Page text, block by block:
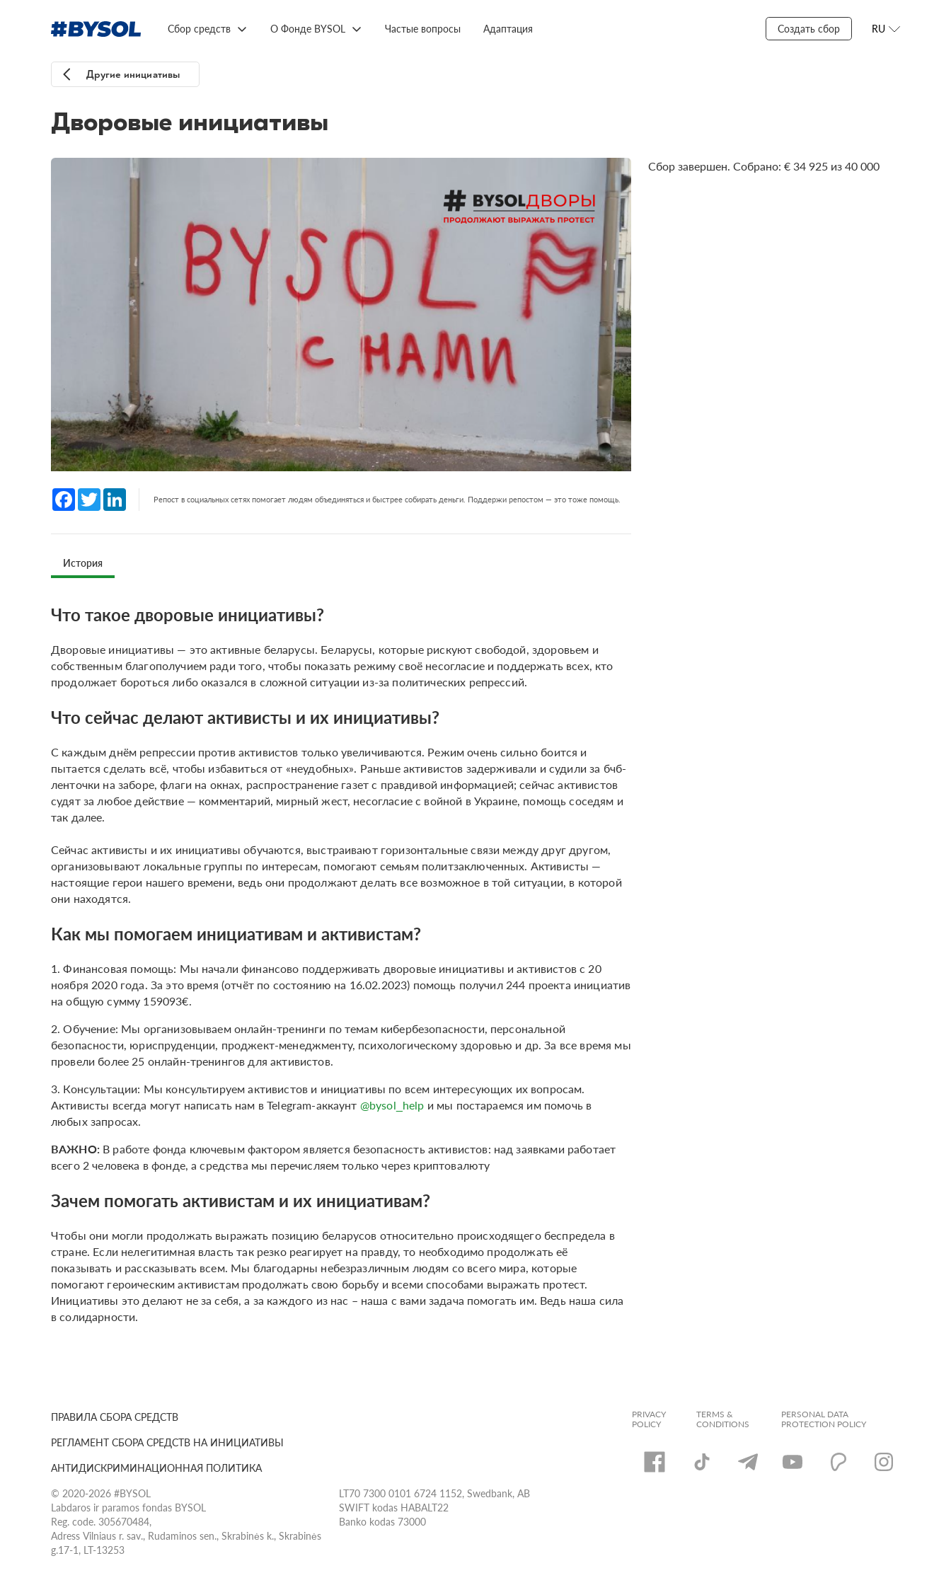
Сбор средств О Фонде BYSOL Частые вопросы Адаптация Создать сбор RU
Другие инициативы
Дворовые инициативы
Facebook
Twitter LinkedInРепост в социальных сетях помогает людям объединяться и быстрее собирать деньги. Поддержи репостом — это тоже помощь.
История
Что такое дворовые инициативы?
Дворовые инициативы — это активные беларусы. Беларусы, которые рискуют свободой, здоровьем и
собственным благополучием ради того, чтобы показать режиму своё несогласие и поддержать всех, кто
продолжает бороться либо оказался в сложной ситуации из-за политических репрессий.
Что сейчас делают активисты и их инициативы?
С каждым днём репрессии против активистов только увеличиваются. Режим очень сильно боится и
пытается сделать всё, чтобы избавиться от «неудобных». Раньше активистов задерживали и судили за бчб-
ленточки на заборе, флаги на окнах, распространение газет с правдивой информацией; сейчас активистов
судят за любое действие — комментарий, мирный жест, несогласие с войной в Украине, помощь соседям и
так далее.
Сейчас активисты и их инициативы обучаются, выстраивают горизонтальные связи между друг другом,
организовывают локальные группы по интересам, помогают семьям политзаключенных. Активисты —
настоящие герои нашего времени, ведь они продолжают делать все возможное в той ситуации, в которой
они находятся.
Как мы помогаем инициативам и активистам?
1. Финансовая помощь: Мы начали финансово поддерживать дворовые инициативы и активистов с 20
ноября 2020 года. За это время (отчёт по состоянию на 16.02.2023) помощь получил 244 проекта инициатив
на общую сумму 159093€.
2. Обучение: Мы организовываем онлайн-тренинги по темам кибербезопасности, персональной
безопасности, юриспруденции, проджект-менеджменту, психологическому здоровью и др. За все время мы
провели более 25 онлайн-тренингов для активистов.
3. Консультации: Мы консультируем активистов и инициативы по всем интересующих их вопросам.
Активисты всегда могут написать нам в Telegram-аккаунт @bysol_help и мы постараемся им помочь в
любых запросах.
ВАЖНО: В работе фонда ключевым фактором является безопасность активистов: над заявками работает
всего 2 человека в фонде, а средства мы перечисляем только через криптовалюту
Зачем помогать активистам и их инициативам?
Чтобы они могли продолжать выражать позицию беларусов относительно происходящего беспредела в
стране. Если нелегитимная власть так резко реагирует на правду, то необходимо продолжать её
показывать и рассказывать всем. Мы благодарны небезразличным людям со всего мира, которые
помогают героическим активистам продолжать свою борьбу и всеми способами выражать протест.
Инициативы это делают не за себя, а за каждого из нас – наша с вами задача помогать им. Ведь наша сила
в солидарности.
Сбор завершен. Собрано: € 34 925 из 40 000
ПРАВИЛА СБОРА СРЕДСТВ
РЕГЛАМЕНТ СБОРА СРЕДСТВ НА ИНИЦИАТИВЫ
АНТИДИСКРИМИНАЦИОННАЯ ПОЛИТИКА
© 2020-2026 #BYSOL
Labdaros ir paramos fondas BYSOL
Reg. code. 305670484,
Adress Vilniaus r. sav., Rudaminos sen., Skrabinės k., Skrabinės
g.17-1, LT-13253
LT70 7300 0101 6724 1152, Swedbank, AB
SWIFT kodas HABALT22
Banko kodas 73000
PRIVACY
POLICY
TERMS &
CONDITIONS
PERSONAL DATA
PROTECTION POLICY